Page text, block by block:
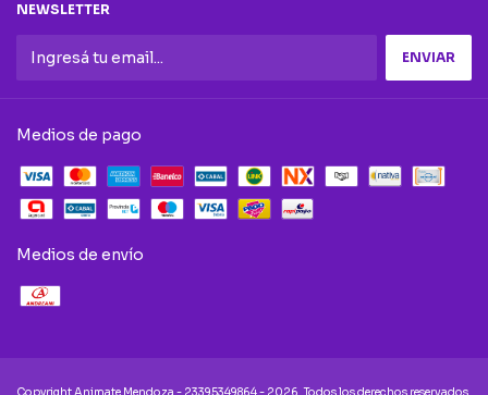
NEWSLETTER
Medios de pago
Medios de envío